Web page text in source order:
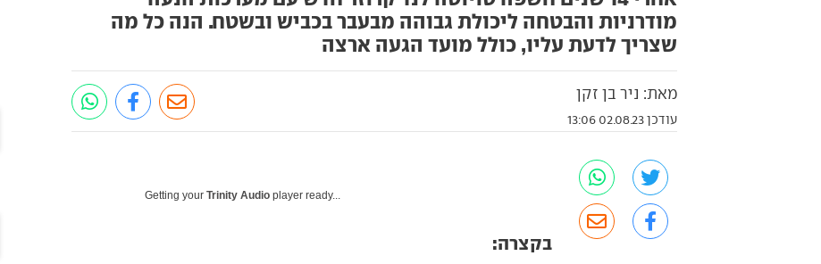
מודרניות והבטחה ליכולת גבוהה מבעבר בכביש ובשטח. הנה כל מה
שצריך לדעת עליו, כולל מועד הגעה ארצה
מאת: ניר בן זקן
עודכן 02.08.23 13:06
Getting yourTrinity Audio player ready...
בקצרה: